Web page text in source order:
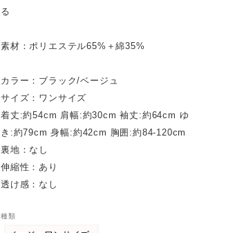
る
素材：ポリエステル65%＋綿35%
カラー：ブラック/ベージュ
サイズ：ワンサイズ
着丈:約54cm 肩幅:約30cm 袖丈:約64cm ゆ
き:約79cm 身幅:約42cm 胸囲:約84-120cm
裏地：なし
伸縮性：あり
透け感：なし
種類